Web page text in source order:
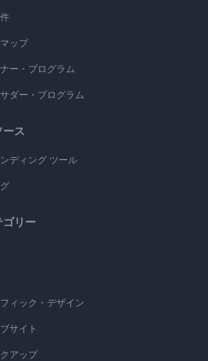
ップ
ー・プログラム
ダー・プログラム
ース
ディング ツール
ゴリー
ィック・デザイン
サイト
アップ